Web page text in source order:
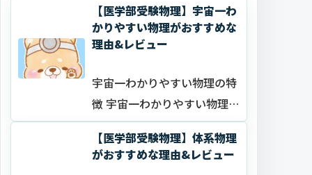
【医学部受験物理】宇宙一わ
かりやすい物理がおすすめな
理由&レビュー
宇宙一わかりやすい物理の特
徴 宇宙一わかりやすい物理は
高校物理の基本的な公式・法
則を理解するための参考書で
す。宇宙一わかりやすい物理
【医学部受験物理】体系物理
がおすすめな理由&レビュー